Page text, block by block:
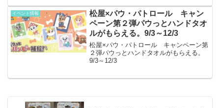
要先日このブログでも紹介したかっぱ寿
司のトミカがもらえるキャンペーン↓第2
弾のもらえるトミカの内...
イベント情報
松屋×パウ・パトロール キャン
ペーン第２弾パウっとハンドタオ
ルがもらえる。9/3～12/3
松屋×パウ・パトロール キャンペーン第
２弾パウっとハンドタオルがもらえる。
9/3～12/3